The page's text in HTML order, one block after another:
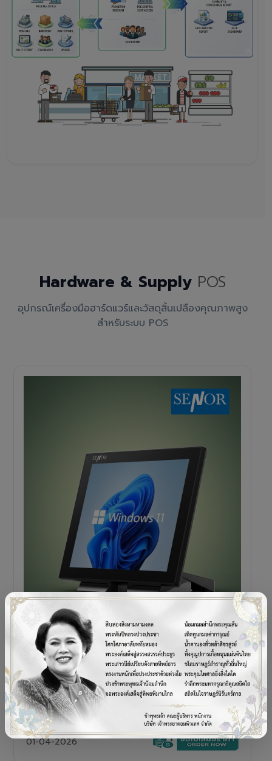
Hardware & Supply POS
อุปกรณ์เครื่องมือฮาร์ดแวร์และวัสดุสิ้นเปลืองคุณภาพสูง
สำหรับระบบ POS
POS TERMINAL
SENOR V+5s
เครื่อง POS All-in-One Touch Screen ดีไซน์พรีเมียม
01-04-2026